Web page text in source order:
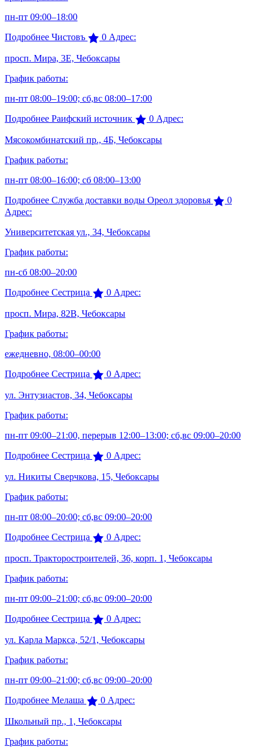
пн-пт 09:00–18:00
Подробнее Чистовъ 0 Адрес:
просп. Мира, 3Е, Чебоксары
График работы:
пн-пт 08:00–19:00; сб,вс 08:00–17:00
Подробнее Раифский источник 0 Адрес:
Мясокомбинатский пр., 4Б, Чебоксары
График работы:
пн-пт 08:00–16:00; сб 08:00–13:00
Подробнее Служба доставки воды Ореол здоровья
0
Адрес:
Университетская ул., 34, Чебоксары
График работы:
пн-сб 08:00–20:00
Подробнее Сестрица 0 Адрес:
просп. Мира, 82В, Чебоксары
График работы:
ежедневно, 08:00–00:00
Подробнее Сестрица 0 Адрес:
ул. Энтузиастов, 34, Чебоксары
График работы:
пн-пт 09:00–21:00, перерыв 12:00–13:00; сб,вс 09:00–20:00
Подробнее Сестрица 0 Адрес:
ул. Никиты Сверчкова, 15, Чебоксары
График работы:
пн-пт 08:00–20:00; сб,вс 09:00–20:00
Подробнее Сестрица 0 Адрес:
просп. Тракторостроителей, 36, корп. 1, Чебоксары
График работы:
пн-пт 09:00–21:00; сб,вс 09:00–20:00
Подробнее Сестрица 0 Адрес:
ул. Карла Маркса, 52/1, Чебоксары
График работы:
пн-пт 09:00–21:00; сб,вс 09:00–20:00
Подробнее Мелаша 0 Адрес:
Школьный пр., 1, Чебоксары
График работы: